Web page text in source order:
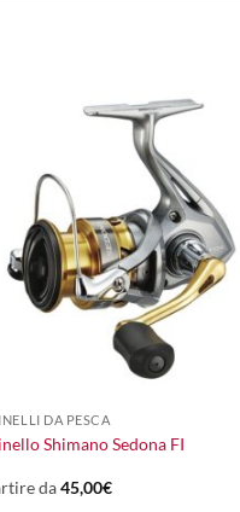
DA PESCA
Shimano Sedona FI
da45,00€